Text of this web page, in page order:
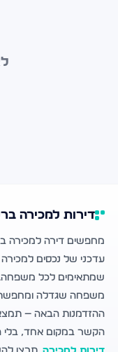
דירות למכירה
מחפשים דירה למכירה
עדכני של נכסים
שמתאימים לכל משפחה.
משפחה שגדלה
ההזדמנות הבאה —
הקשר במקום אחד, בלי